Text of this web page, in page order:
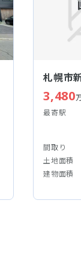
札幌市
3,480
最寄駅
間取り
土地面積
建物面積